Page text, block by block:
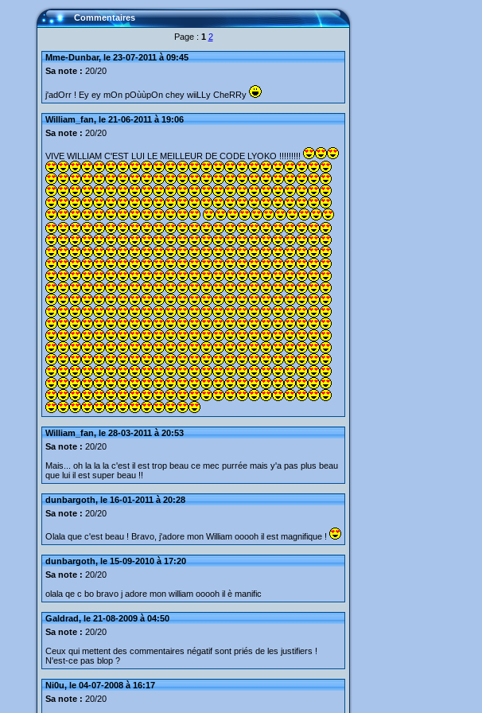
Commentaires
Page : 1 2
Mme-Dunbar, le 23-07-2011 à 09:45
Sa note : 20/20
j'adOrr ! Ey ey mOn pOùùpOn chey wiiLLy CheRRy
William_fan, le 21-06-2011 à 19:06
Sa note : 20/20
VIVE WILLIAM C'EST LUI LE MEILLEUR DE CODE LYOKO !!!!!!!!!
William_fan, le 28-03-2011 à 20:53
Sa note : 20/20
Mais... oh la la la c'est il est trop beau ce mec purrée mais y'a pas plus beau
que lui il est super beau !!
dunbargoth, le 16-01-2011 à 20:28
Sa note : 20/20
Olala que c'est beau ! Bravo, j'adore mon William ooooh il est magnifique !
dunbargoth, le 15-09-2010 à 17:20
Sa note : 20/20
olala qe c bo bravo j adore mon william ooooh il è manific
Galdrad, le 21-08-2009 à 04:50
Sa note : 20/20
Ceux qui mettent des commentaires négatif sont priés de les justifiers !
N'est-ce pas blop ?
Ni0u, le 04-07-2008 à 16:17
Sa note : 20/20